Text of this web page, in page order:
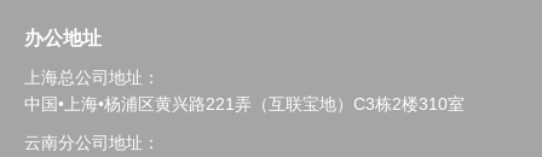
办公地址
上海总公司地址：
中国•上海•杨浦区黄兴路221弄 （互联宝地） C3栋2楼310室
云南分公司地址：